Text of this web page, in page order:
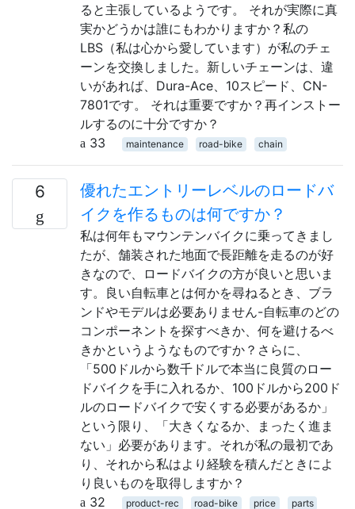
ると主張しているようです。 それが実際に真
実かどうかは誰にもわかりますか？私の
LBS（私は心から愛しています）が私のチェ
ーンを交換しました。新しいチェーンは、違
いがあれば、Dura-Ace、10スピード、CN-
7801です。 それは重要ですか？再インストー
ルするのに十分ですか？
33
maintenance road-bike chain
6
優れたエントリーレベルのロードバ
イクを作るものは何ですか？
私は何年もマウンテンバイクに乗ってきまし
たが、舗装された地面で長距離を走るのが好
きなので、ロードバイクの方が良いと思いま
す。良い自転車とは何かを尋ねるとき、ブラ
ンドやモデルは必要ありません-自転車のどの
コンポーネントを探すべきか、何を避けるべ
きかというようなものですか？さらに、
「500ドルから数千ドルで本当に良質のロー
ドバイクを手に入れるか、100ドルから200ド
ルのロードバイクで安くする必要があるか」
という限り、「大きくなるか、まったく進ま
ない」必要があります。それが私の最初であ
り、それから私はより経験を積んだときによ
り良いものを取得しますか？
32
product-rec road-bike price parts